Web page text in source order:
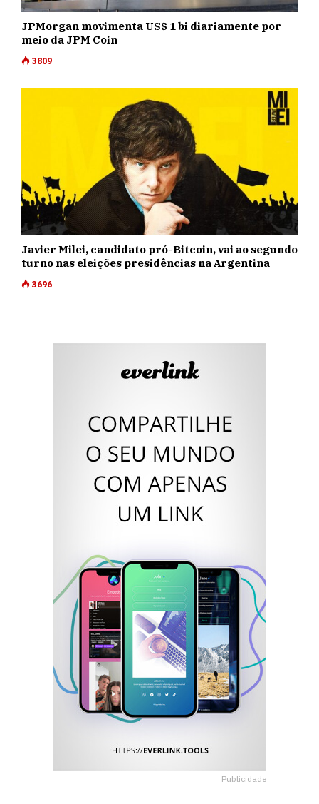
JPMorgan movimenta US$ 1 bi diariamente por
meio da JPM Coin
3809
Javier Milei, candidato pró-Bitcoin, vai ao segundo
turno nas eleições presidências na Argentina
3696
Publicidade